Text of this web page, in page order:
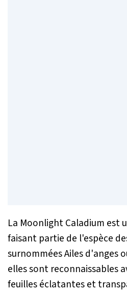
La Moonlight Caladium est
faisant partie de l'espèce
surnommées Ailes d'anges
elles sont reconnaissables
feuilles éclatantes et